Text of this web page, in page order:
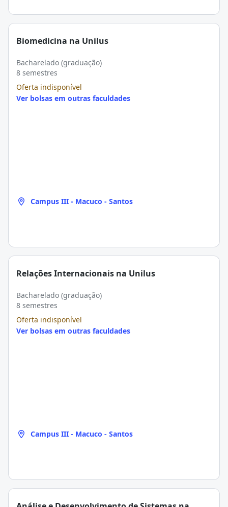
Biomedicina na Unilus
Bacharelado (graduação)
8 semestres
Oferta indisponível
Ver bolsas em outras faculdades
Campus III - Macuco - Santos
Relações Internacionais na Unilus
Bacharelado (graduação)
8 semestres
Oferta indisponível
Ver bolsas em outras faculdades
Campus III - Macuco - Santos